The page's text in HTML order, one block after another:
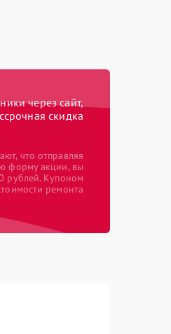
через сайт,
скидка
что отправляя
форму акции, вы
рублей. Купоном
ремонта